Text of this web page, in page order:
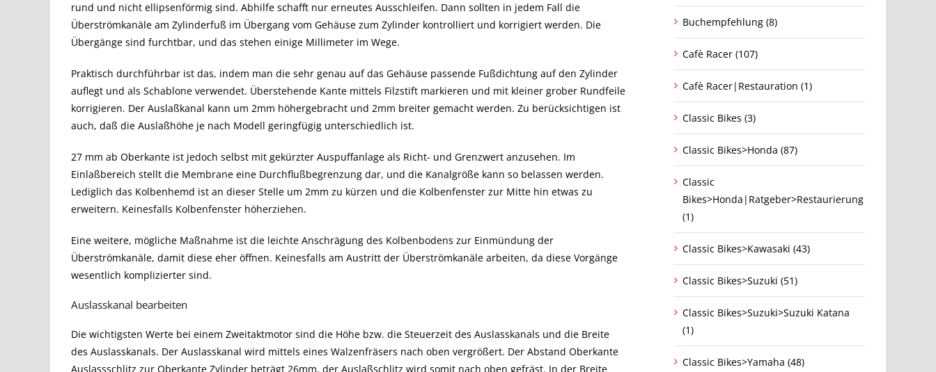
rund und nicht ellipsenförmig sind. Abhilfe schafft nur erneutes Ausschleifen. Dann sollten in jedem Fall die
Überströmkanäle am Zylinderfuß im Übergang vom Gehäuse zum Zylinder kontrolliert und korrigiert werden. Die
Übergänge sind furchtbar, und das stehen einige Millimeter im Wege.
Praktisch durchführbar ist das, indem man die sehr genau auf das Gehäuse passende Fußdichtung auf den Zylinder
auflegt und als Schablone verwendet. Überstehende Kante mittels Filzstift markieren und mit kleiner grober Rundfeile
korrigieren. Der Auslaßkanal kann um 2mm höhergebracht und 2mm breiter gemacht werden. Zu berücksichtigen ist
auch, daß die Auslaßhöhe je nach Modell geringfügig unterschiedlich ist.
27 mm ab Oberkante ist jedoch selbst mit gekürzter Auspuffanlage als Richt- und Grenzwert anzusehen. Im
Einlaßbereich stellt die Membrane eine Durchflußbegrenzung dar, und die Kanalgröße kann so belassen werden.
Lediglich das Kolbenhemd ist an dieser Stelle um 2mm zu kürzen und die Kolbenfenster zur Mitte hin etwas zu
erweitern. Keinesfalls Kolbenfenster höherziehen.
Eine weitere, mögliche Maßnahme ist die leichte Anschrägung des Kolbenbodens zur Einmündung der
Überströmkanäle, damit diese eher öffnen. Keinesfalls am Austritt der Überströmkanäle arbeiten, da diese Vorgänge
wesentlich komplizierter sind.
Auslasskanal bearbeiten
Die wichtigsten Werte bei einem Zweitaktmotor sind die Höhe bzw. die Steuerzeit des Auslasskanals und die Breite
des Auslasskanals. Der Auslasskanal wird mittels eines Walzenfräsers nach oben vergrößert. Der Abstand Oberkante
Auslassschlitz zur Oberkante Zylinder beträgt 26mm, der Auslaßschlitz wird somit nach oben gefräst. In der Breite
Buchempfehlung (8)
Cafè Racer (107)
Cafè Racer|Restauration (1)
Classic Bikes (3)
Classic Bikes>Honda (87)
Classic
Bikes>Honda|Ratgeber>Restaurierung
(1)
Classic Bikes>Kawasaki (43)
Classic Bikes>Suzuki (51)
Classic Bikes>Suzuki>Suzuki Katana
(1)
Classic Bikes>Yamaha (48)